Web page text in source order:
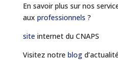
En savoir plus sur nos
aux professionnels ?
site internet du CNAPS
Visitez notre blog